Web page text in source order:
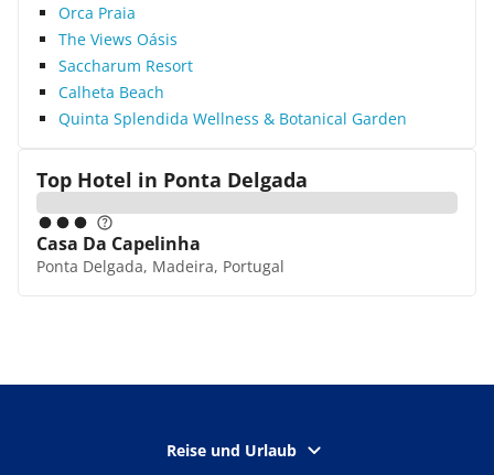
Orca Praia
The Views Oásis
Saccharum Resort
Calheta Beach
Quinta Splendida Wellness & Botanical Garden
Top Hotel in Ponta Delgada
Casa Da Capelinha
Ponta Delgada, Madeira, Portugal
Reise und Urlaub